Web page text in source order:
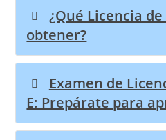
¿Qué Licencia
obtener?
Examen de
E: Prepárate para